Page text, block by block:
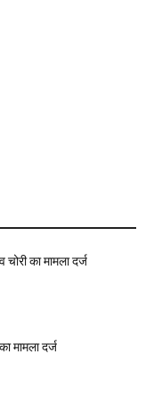
का मामला दर्ज
मामला दर्ज